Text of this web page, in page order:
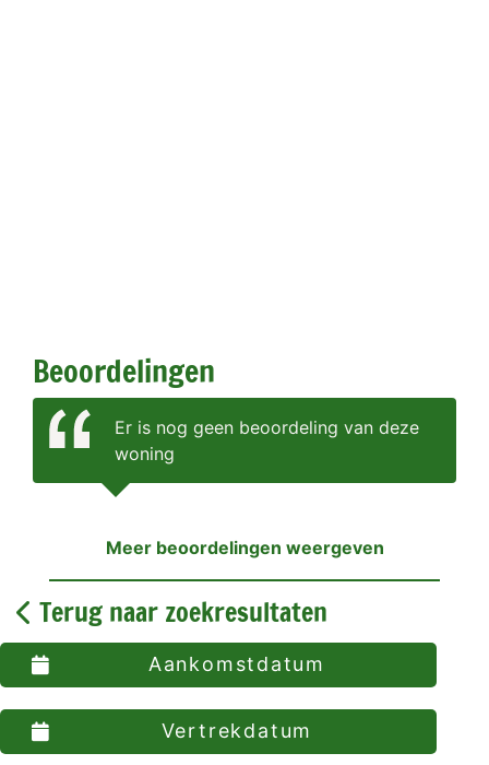
Beoordelingen
Er is nog geen beoordeling van deze
woning
Meer beoordelingen weergeven
Terug naar zoekresultaten
Aankomstdatum
Vertrekdatum